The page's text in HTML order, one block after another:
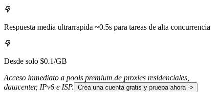
Respuesta media ultrarrapida ~0.5s para tareas de alta concurrencia
Desde solo $0.1/GB
Acceso inmediato a pools premium de proxies residenciales,
datacenter, IPv6 e ISP. Crea una cuenta gratis y prueba ahora ->